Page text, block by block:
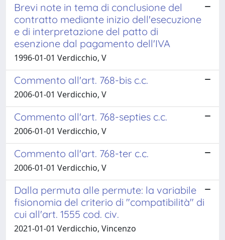
Brevi note in tema di conclusione del
contratto mediante inizio dell'esecuzione
e di interpretazione del patto di
esenzione dal pagamento dell'IVA
1996-01-01 Verdicchio, V
Commento all'art. 768-bis c.c.
2006-01-01 Verdicchio, V
Commento all'art. 768-septies c.c.
2006-01-01 Verdicchio, V
Commento all'art. 768-ter c.c.
2006-01-01 Verdicchio, V
Dalla permuta alle permute: la variabile
fisionomia del criterio di "compatibilità" di
cui all'art. 1555 cod. civ.
2021-01-01 Verdicchio, Vincenzo